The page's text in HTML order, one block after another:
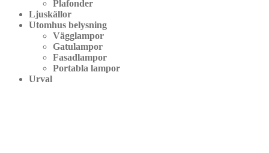
Plafonder
Ljuskällor
Utomhus belysning
Vägglampor
Gatulampor
Fasadlampor
Portabla lampor
Urval